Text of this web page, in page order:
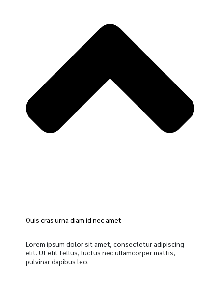
Quis cras urna diam id nec amet
Lorem ipsum dolor sit amet, consectetur adipiscing
elit. Ut elit tellus, luctus nec ullamcorper mattis,
pulvinar dapibus leo.